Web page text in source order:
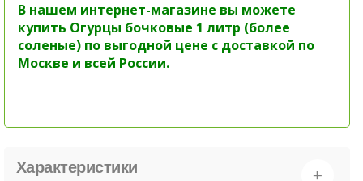
В нашем интернет-магазине вы можете
купить Огурцы бочковые 1 литр (более
соленые) по выгодной цене с доставкой по
Москве и всей России.
Характеристики